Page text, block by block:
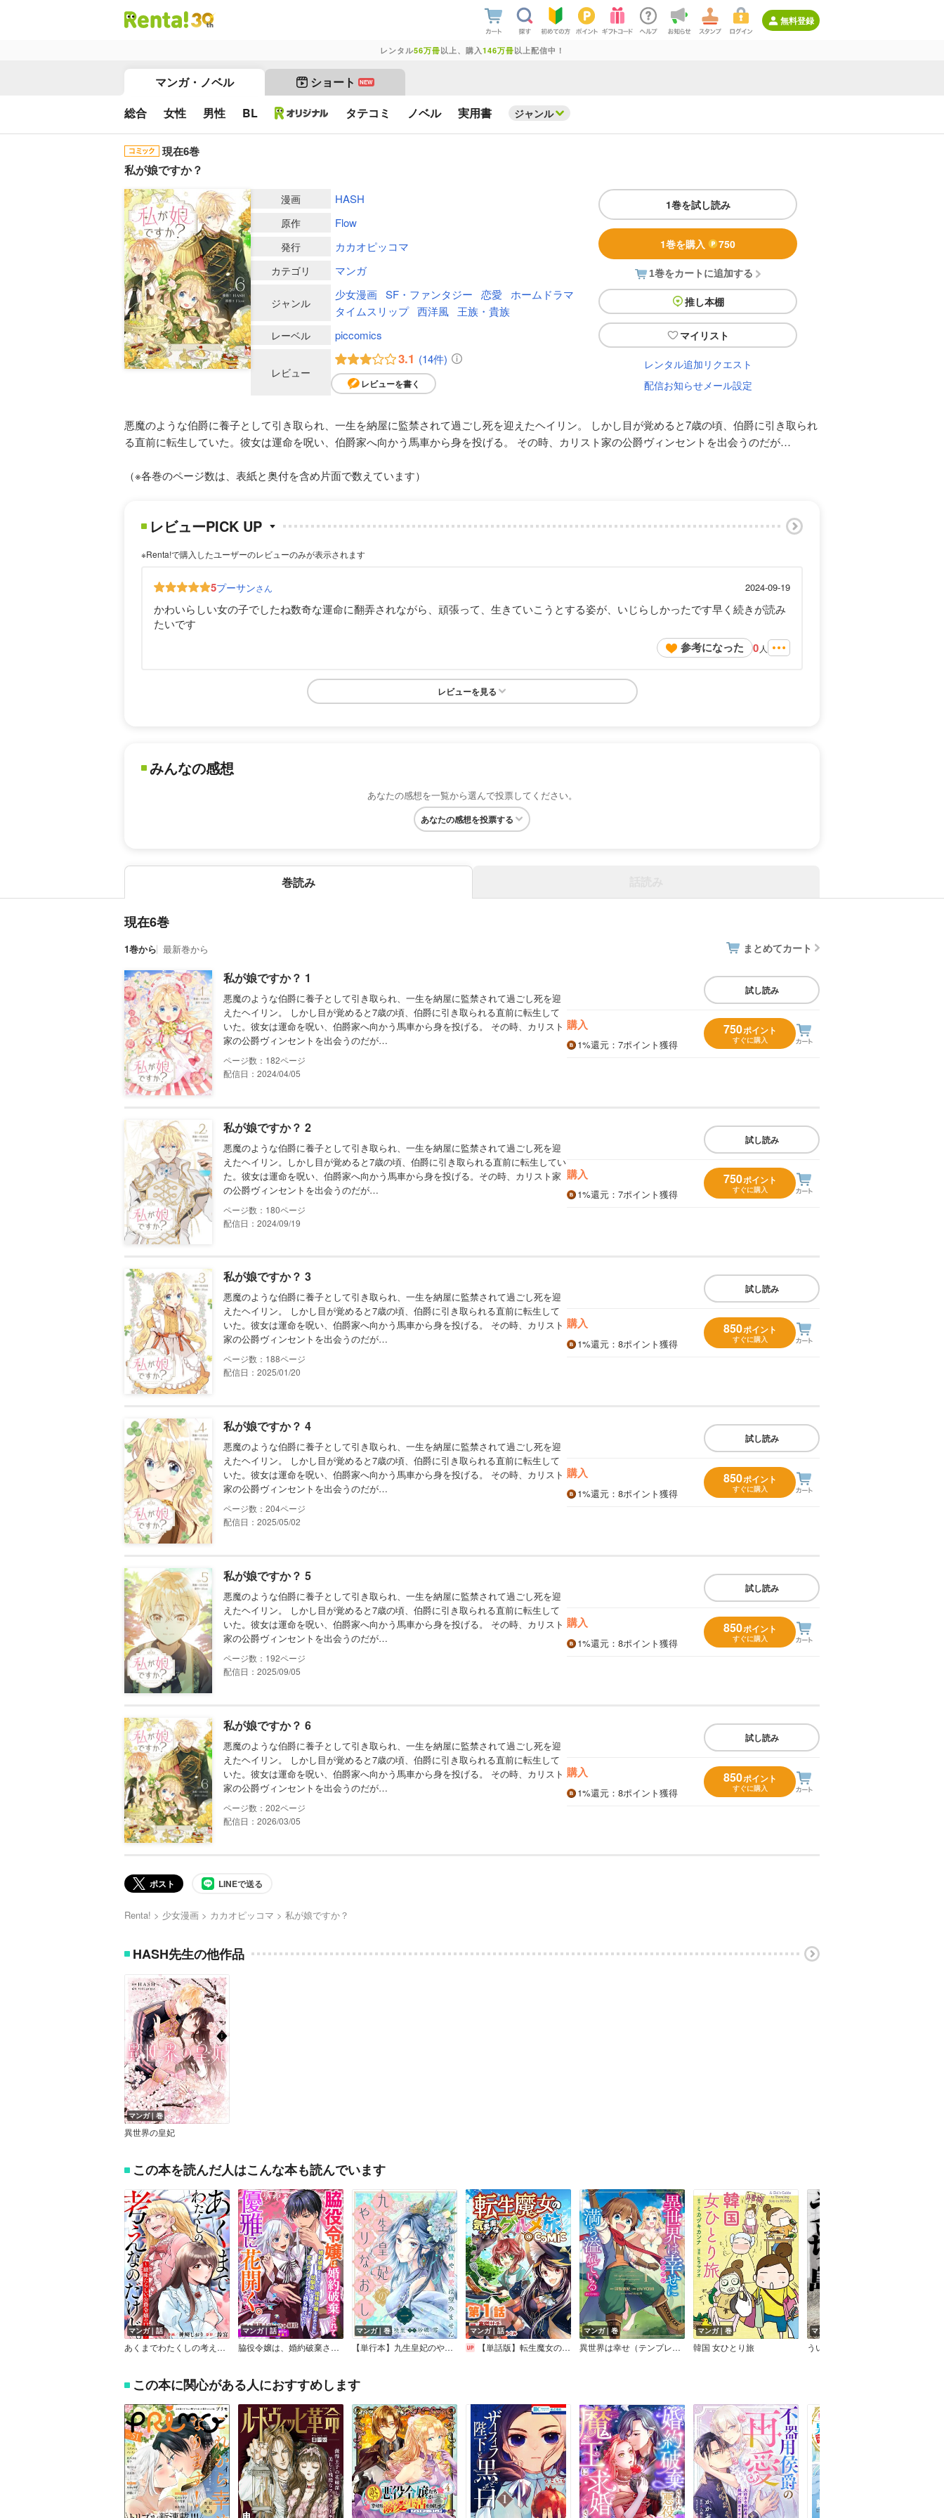
無料登録
レンタル56万冊以上、購入 146万冊以上配信中！
マンガ・ノベル ショート NEW
総合 女性 男性 BL タテコミ ノベル 実用書 ジャンル
現在6巻
私が娘ですか？
1巻を試し読み
1巻を購入 750
1巻をカートに追加する
推し本棚
マイリスト
レンタル追加リクエスト
配信お知らせメール設定
漫画 HASH
原作 Flow
発行 カカオピッコマ
カテゴリ マンガ
ジャンル
少女漫画 SF・ファンタジー 恋愛
ホームドラマ
タイムスリップ 西洋風 王族・貴族
レーベル piccomics
レビュー
3.1 (14件)
レビューを書く
悪魔のような伯爵に養子として引き取られ、一生を納屋に監禁されて過ごし死を迎えたヘイリン。 しかし目が覚めると7歳の頃、伯爵に引き取られ
る直前に転生していた。彼女は運命を呪い、伯爵家へ向かう馬車から身を投げる。 その時、カリスト家の公爵ヴィンセントを出会うのだが…
（※各巻のページ数は、表紙と奥付を含め片面で数えています）
レビューPICK UP
※Renta!で購入したユーザーのレビューのみが表示されます
5プーサンさん 2024-09-19
かわいらしい女の子でしたね数奇な運命に翻弄されながら、頑張って、生きていこうとする姿が、いじらしかったです早く続きが読み
たいです
参考になった 0 人
レビューを見る
みんなの感想
あなたの感想を一覧から選んで投票してください。
あなたの感想を投票する
巻読み
現在6巻
1巻から 最新巻から まとめてカート
私が娘ですか？ 1
悪魔のような伯爵に養子として引き取られ、一生を納屋に監禁されて過ごし死を迎
えたヘイリン。 しかし目が覚めると7歳の頃、伯爵に引き取られる直前に転生して
いた。彼女は運命を呪い、伯爵家へ向かう馬車から身を投げる。 その時、カリスト
家の公爵ヴィンセントを出会うのだが…
182
配信日：2024/04/05
試し読み
購入
1%還元 ：7ポイント獲得
750ポイント
すぐに購入
私が娘ですか？ 2
悪魔のような伯爵に養子として引き取られ、一生を納屋に監禁されて過ごし死を迎
えたヘイリン。しかし目が覚めると7歳の頃、伯爵に引き取られる直前に転生してい
た。彼女は運命を呪い、伯爵家へ向かう馬車から身を投げる。その時、カリスト家
の公爵ヴィンセントを出会うのだが…
180
配信日：2024/09/19
試し読み
購入
1%還元 ：7ポイント獲得
750ポイント
すぐに購入
私が娘ですか？ 3
悪魔のような伯爵に養子として引き取られ、一生を納屋に監禁されて過ごし死を迎
えたヘイリン。 しかし目が覚めると7歳の頃、伯爵に引き取られる直前に転生して
いた。彼女は運命を呪い、伯爵家へ向かう馬車から身を投げる。 その時、カリスト
家の公爵ヴィンセントを出会うのだが…
188
配信日：2025/01/20
試し読み
購入
1%還元 ：8ポイント獲得
850ポイント
すぐに購入
私が娘ですか？ 4
悪魔のような伯爵に養子として引き取られ、一生を納屋に監禁されて過ごし死を迎
えたヘイリン。 しかし目が覚めると7歳の頃、伯爵に引き取られる直前に転生して
いた。彼女は運命を呪い、伯爵家へ向かう馬車から身を投げる。 その時、カリスト
家の公爵ヴィンセントを出会うのだが…
204
配信日：2025/05/02
試し読み
購入
1%還元 ：8ポイント獲得
850ポイント
すぐに購入
私が娘ですか？ 5
悪魔のような伯爵に養子として引き取られ、一生を納屋に監禁されて過ごし死を迎
えたヘイリン。 しかし目が覚めると7歳の頃、伯爵に引き取られる直前に転生して
いた。彼女は運命を呪い、伯爵家へ向かう馬車から身を投げる。 その時、カリスト
家の公爵ヴィンセントを出会うのだが…
192
配信日：2025/09/05
試し読み
購入
1%還元 ：8ポイント獲得
850ポイント
すぐに購入
私が娘ですか？ 6
悪魔のような伯爵に養子として引き取られ、一生を納屋に監禁されて過ごし死を迎
えたヘイリン。 しかし目が覚めると7歳の頃、伯爵に引き取られる直前に転生して
いた。彼女は運命を呪い、伯爵家へ向かう馬車から身を投げる。 その時、カリスト
家の公爵ヴィンセントを出会うのだが…
202
配信日：2026/03/05
試し読み
購入
1%還元 ：8ポイント獲得
850ポイント
すぐに購入
ポスト LINEで送る
Renta! 少女漫画 カカオピッコマ 私が娘ですか？
HASH先生の他作品
マンガ｜巻
異世界の皇妃
この本を読んだ人はこんな本も読んでいます
マンガ｜話
あくまでわたくしの考えなのだけど。～嫌味たらしい公爵令嬢の口癖～
マンガ｜話
脇役令嬢は、婚約破棄されて優雅に花開く。
マンガ｜巻
【単行本】九生皇妃のやりなおし ～復讐や寵愛は望みません～
マンガ｜話
【単話版】転生魔女の気ままなグルメ旅＠COMIC
マンガ｜巻
異世界は幸せ（テンプレ）に満ち溢れている＠COMIC
マンガ｜巻
韓国 女ひとり旅
マンガ｜巻
ういちの島
この本に関心がある人におすすめします